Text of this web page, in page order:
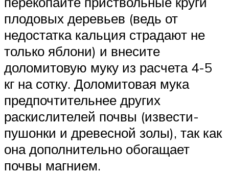
плодовых деревьев (ведь от
недостатка кальция страдают не
только яблони) и внесите
доломитовую муку из расчета 4-5
кг на сотку. Доломитовая мука
предпочтительнее других
раскислителей почвы (извести-
пушонки и древесной золы), так как
она дополнительно обогащает
почвы магнием.